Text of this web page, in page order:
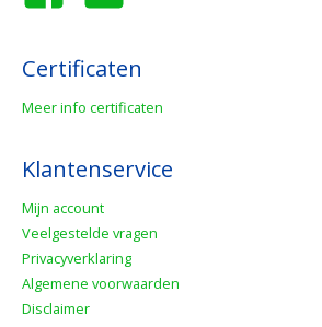
Certificaten
Meer info certificaten
Klantenservice
Mijn account
Veelgestelde vragen
Privacyverklaring
Algemene voorwaarden
Disclaimer